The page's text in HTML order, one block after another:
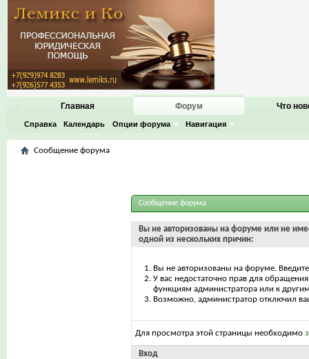
Главная Форум
Справка Календарь Опции форума Навигация
Что
Сообщение форума
Сообщение форума
Вы не авторизованы на форуме или не
одной из нескольких причин:
Вы не авторизованы на форуме.
У вас недостаточно прав для
функциям администратора или к
Возможно, администратор отключил
Для просмотра этой страницы необходимо
Вход